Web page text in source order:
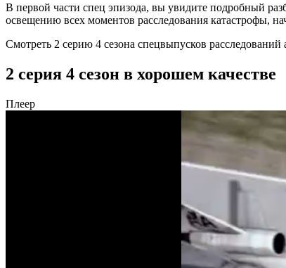
В первой части спец эпизода, вы увидите подробный
освещению всех моментов расследования катастрофы,
Смотреть 2 серию 4 сезона спецвыпусков
2 серия 4 сезон в хорошем качестве
Плеер